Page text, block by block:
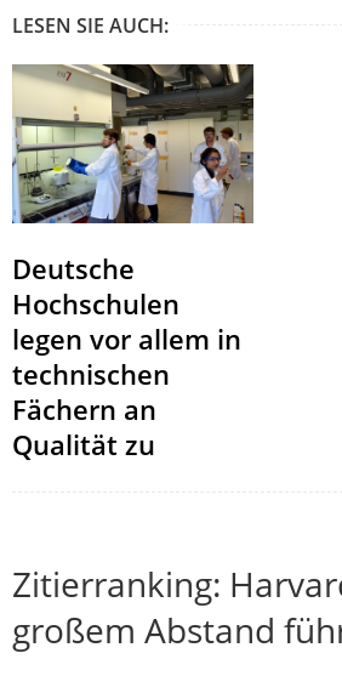
LESEN SIE AUCH:
Deutsche
Hochschulen
legen vor allem in
technischen
Fächern an
Qualität zu
Zitierranking:
großem Abstand